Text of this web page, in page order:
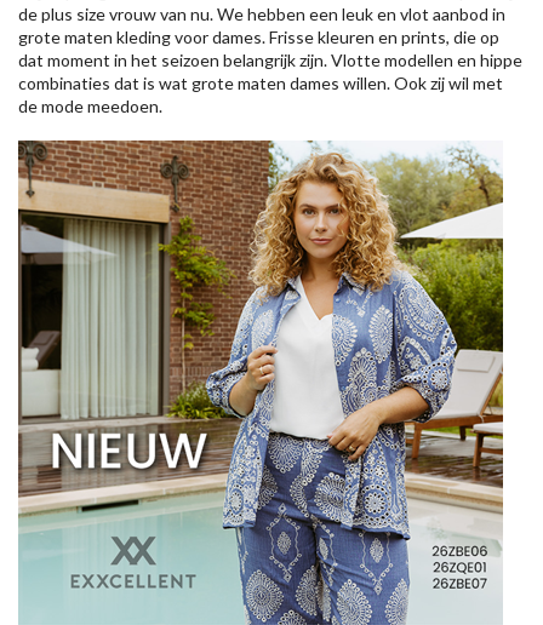
de plus size vrouw van nu. We hebben een leuk en vlot aanbod in
grote maten kleding voor dames. Frisse kleuren en prints, die op
dat moment in het seizoen belangrijk zijn. Vlotte modellen en hippe
combinaties dat is wat grote maten dames willen. Ook zij wil met
de mode meedoen.